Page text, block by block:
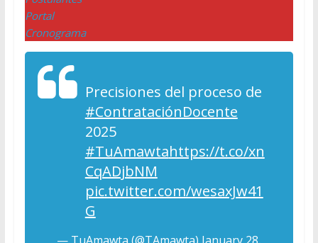
Portal
Cronograma
Precisiones del proceso de
#ContrataciónDocente
2025
#TuAmawtahttps://t.co/xn
CqADjbNM
pic.twitter.com/wesaxJw41
G